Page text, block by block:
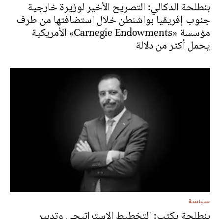
بنطلحة الدكالي: التصريح الأخير لوزيرة خارجية
جنوب إفريقيا بواشنطن خلال استضافتها من طرف
مؤسسة «Carnegie Endowments» الأمريكية
يحمل أكثر من دلالة
سياسة
بنطلحة يكتب: التخطيط الاستراتيجي وتدبير